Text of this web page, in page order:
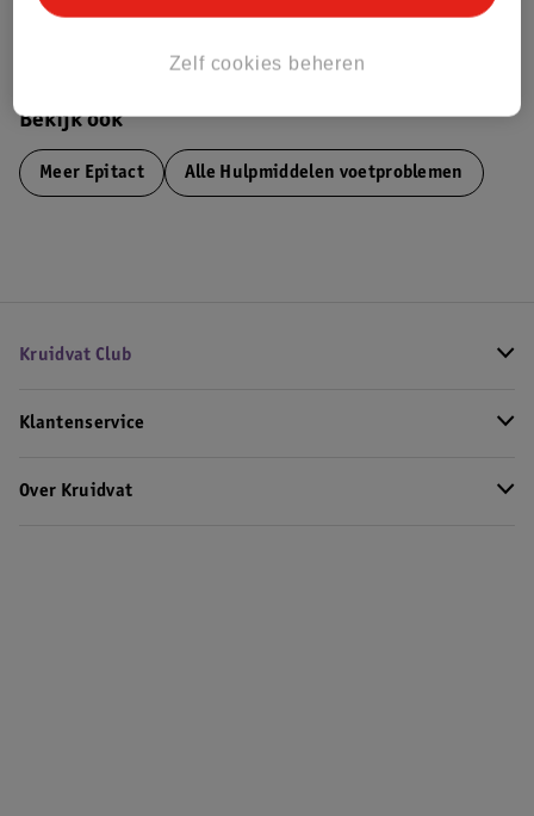
Bekijk ook
Meer Epitact Alle Hulpmiddelen voetproblemen
Kruidvat Club
Klantenservice
Over Kruidvat
Zelf cookies beheren